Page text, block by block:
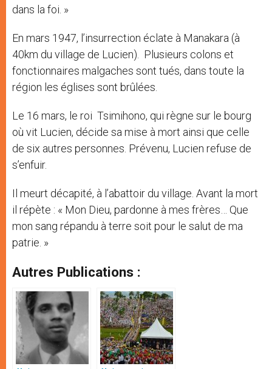
dans la foi. »
En mars 1947, l’insurrection éclate à Manakara (à
40km du village de Lucien). Plusieurs colons et
fonctionnaires malgaches sont tués, dans toute la
région les églises sont brûlées.
Le 16 mars, le roi Tsimihono, qui règne sur le bourg
où vit Lucien, décide sa mise à mort ainsi que celle
de six autres personnes. Prévenu, Lucien refuse de
s’enfuir.
Il meurt décapité, à l’abattoir du village. Avant la mort
il répète : « Mon Dieu, pardonne à mes frères… Que
mon sang répandu à terre soit pour le salut de ma
patrie. »
Autres Publications :